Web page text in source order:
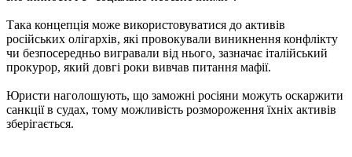
Така концепція може використовуватися до активів
російських олігархів, які провокували виникнення конфлікту
чи безпосередньо вигравали від нього, зазначає італійський
прокурор, який довгі роки вивчав питання мафії.
Юристи наголошують, що заможні росіяни можуть оскаржити
санкції в судах, тому можливість розмороження їхніх активів
зберігається.